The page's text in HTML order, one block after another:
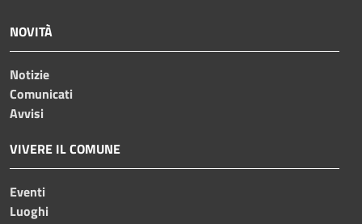
NOVITÀ
Notizie
Comunicati
Avvisi
VIVERE IL COMUNE
Eventi
Luoghi